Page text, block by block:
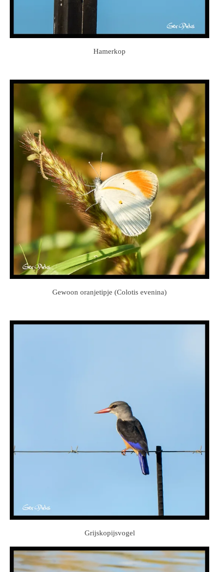
Hamerkop
Gewoon oranjetipje (Colotis evenina)
Grijskopijsvogel